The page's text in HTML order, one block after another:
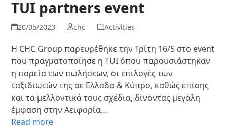
TUI partners event
20/05/2023 chc Activities
Η CHC Group παρευρέθηκε την Τρίτη 16/5 στο event
που πραγματοποίησε η TUI όπου παρουσιάστηκαν
η πορεία των πωλήσεων, οι επιλογές των
ταξιδιωτών της σε Ελλάδα & Κύπρο, καθώς επίσης
και τα μελλοντικά τους σχέδια, δίνοντας μεγάλη
έμφαση στην Αειφορία…
Read more